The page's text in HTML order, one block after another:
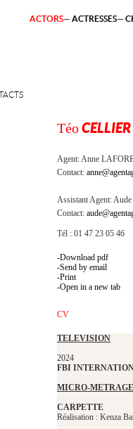
ACTORS ACTRESSES
TéoCELLIER
Agent:Anne
Contact:
Assistant Agent:Aude
Contact:
Tél : 01 47 23 05 46
Download pdf
Send by email
Print
Open in a new tab
CV
TELEVISION
2024
FBI
MICRO-METRAGE
CARPETTE
Réalisation : Kenza